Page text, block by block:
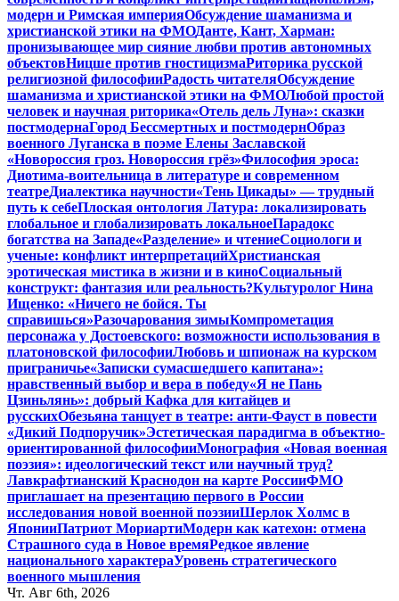
модерн и Римская империяОбсуждение шаманизма и
христианской этики на ФМОДанте, Кант, Харман:
пронизывающее мир сияние любви против автономных
объектовНицше против гностицизмаРиторика русской
религиозной философииРадость читателяОбсуждение
шаманизма и христианской этики на ФМОЛюбой простой
человек и научная риторика«Отель дель Луна»: сказки
постмодернаГород Бессмертных и постмодернОбраз
военного Луганска в поэме Елены Заславской
«Новороссия гроз. Новороссия грёз»Философия эроса:
Диотима-воительница в литературе и современном
театреДиалектика научности«Тень Цикады» — трудный
путь к себеПлоская онтология Латура: локализировать
глобальное и глобализировать локальноеПарадокс
богатства на Западе«Разделение» и чтениеСоциологи и
ученые: конфликт интерпретацийХристианская
эротическая мистика в жизни и в киноСоциальный
конструкт: фантазия или реальность?Культуролог Нина
Ищенко: «Ничего не бойся. Ты
справишься»Разочарования зимыКомпрометация
персонажа у Достоевского: возможности использования в
платоновской философииЛюбовь и шпионаж на курском
приграничье«Записки сумасшедшего капитана»:
нравственный выбор и вера в победу«Я не Пань
Цзиньлянь»: добрый Кафка для китайцев и
русскихОбезьяна танцует в театре: анти-Фауст в повести
«Дикий Подпоручик»Эстетическая парадигма в объектно-
ориентированной философииМонография «Новая военная
поэзия»: идеологический текст или научный труд?
Лавкрафтианский Краснодон на карте РоссииФМО
приглашает на презентацию первого в России
исследования новой военной поэзииШерлок Холмс в
ЯпонииПатриот МориартиМодерн как катехон: отмена
Страшного суда в Новое времяРедкое явление
национального характераУровень стратегического
военного мышления
Чт. Авг 6th, 2026